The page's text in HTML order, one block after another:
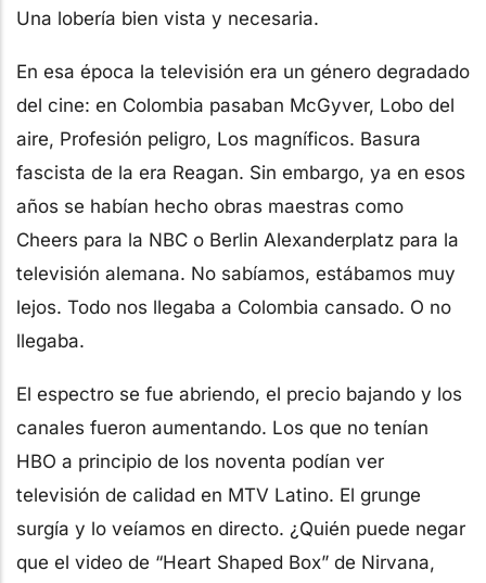
Una lobería bien vista y necesaria.
En esa época la televisión era un género degradado
del cine: en Colombia pasaban McGyver, Lobo del
aire, Profesión peligro, Los magníficos. Basura
fascista de la era Reagan. Sin embargo, ya en esos
años se habían hecho obras maestras como
Cheers para la NBC o Berlin Alexanderplatz para la
televisión alemana. No sabíamos, estábamos muy
lejos. Todo nos llegaba a Colombia cansado. O no
llegaba.
El espectro se fue abriendo, el precio bajando y los
canales fueron aumentando. Los que no tenían
HBO a principio de los noventa podían ver
televisión de calidad en MTV Latino. El grunge
surgía y lo veíamos en directo. ¿Quién puede negar
que el video de “Heart Shaped Box” de Nirvana,